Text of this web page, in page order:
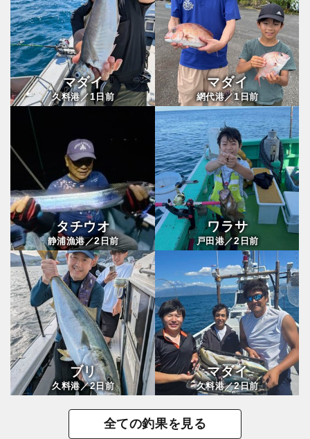
マダイ
久料港／1日前
マダイ
網代港／1日前
タチウオ
静浦漁港／2日前
ワラサ
戸田港／2 日前
ブリ
久料港／2日前
マダイ
久料港／2日前
全ての釣果を見る